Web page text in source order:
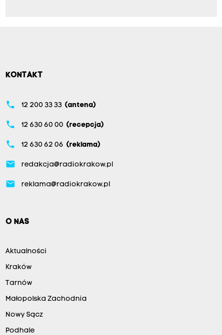
KONTAKT
phone 12 200 33 33 (antena)
phone 12 630 60 00 (recepcja)
phone 12 630 62 06 (reklama)
email redakcja@radiokrakow.pl
email reklama@radiokrakow.pl
O NAS
Aktualności
Kraków
Tarnów
Małopolska Zachodnia
Nowy Sącz
Podhale